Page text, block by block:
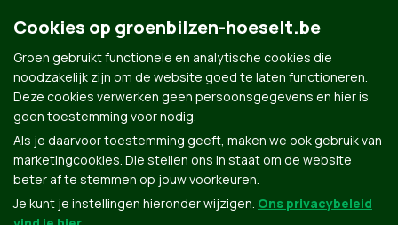
Cookies op groenbilzen-hoeselt.be
Groen gebruikt functionele en analytische cookies die
noodzakelijk zijn om de website goed te laten functioneren.
Deze cookies verwerken geen persoonsgegevens en hier is
geen toestemming voor nodig.
Als je daarvoor toestemming geeft, maken we ook gebruik van
marketingcookies. Die stellen ons in staat om de website
beter af te stemmen op jouw voorkeuren.
Je kunt je instellingen hieronder wijzigen. Ons privacybeleid